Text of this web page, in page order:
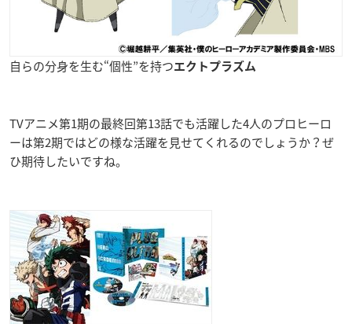
自らの分身を生む“個性”を持つ エクトプラズム
TVアニメ第1期の最終回第13話でも活躍した4人のプロヒーロ
ーは第2期ではどの様な活躍を見せてくれるのでしょうか？ぜ
ひ期待したいですね。